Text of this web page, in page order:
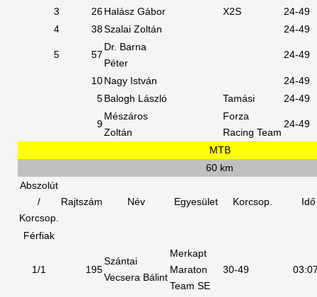
3 26Halász Gábor X2S
24-49
4
38Szalai Zoltán 24-49
5 57
Dr. Barna
Péter
24-49
10Nagy István
24-49
5Balogh László Tamási 24-49
9
Mészáros
Zoltán
Forza
Racing Team
24-49
MTB
60 km
Abszolút
/
Korcsop.
Rajtszám Név Egyesület Korcsop. Idő
Férfiak
1/1 195
Szántai
Vecsera Bálint
Merkapt
Maraton
Team SE
30-49